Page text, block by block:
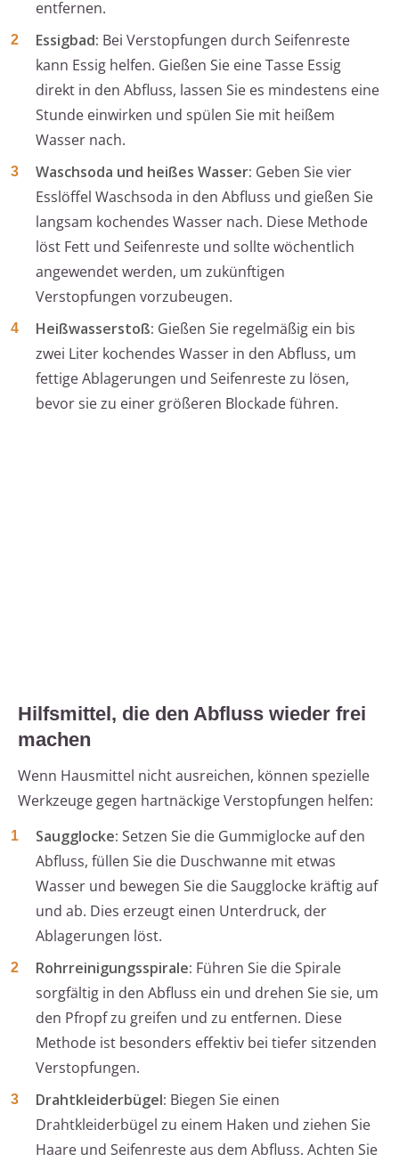
entfernen.
Essigbad: Bei Verstopfungen durch Seifenreste
kann Essig helfen. Gießen Sie eine Tasse Essig
direkt in den Abfluss, lassen Sie es mindestens eine
Stunde einwirken und spülen Sie mit heißem
Wasser nach.
Waschsoda und heißes Wasser: Geben Sie vier
Esslöffel Waschsoda in den Abfluss und gießen Sie
langsam kochendes Wasser nach. Diese Methode
löst Fett und Seifenreste und sollte wöchentlich
angewendet werden, um zukünftigen
Verstopfungen vorzubeugen.
Heißwasserstoß: Gießen Sie regelmäßig ein bis
zwei Liter kochendes Wasser in den Abfluss, um
fettige Ablagerungen und Seifenreste zu lösen,
bevor sie zu einer größeren Blockade führen.
Hilfsmittel, die den Abfluss wieder frei
machen
Wenn Hausmittel nicht ausreichen, können spezielle
Werkzeuge gegen hartnäckige Verstopfungen helfen:
Saugglocke: Setzen Sie die Gummiglocke auf den
Abfluss, füllen Sie die Duschwanne mit etwas
Wasser und bewegen Sie die Saugglocke kräftig auf
und ab. Dies erzeugt einen Unterdruck, der
Ablagerungen löst.
Rohrreinigungsspirale: Führen Sie die Spirale
sorgfältig in den Abfluss ein und drehen Sie sie, um
den Pfropf zu greifen und zu entfernen. Diese
Methode ist besonders effektiv bei tiefer sitzenden
Verstopfungen.
Drahtkleiderbügel: Biegen Sie einen
Drahtkleiderbügel zu einem Haken und ziehen Sie
Haare und Seifenreste aus dem Abfluss. Achten Sie